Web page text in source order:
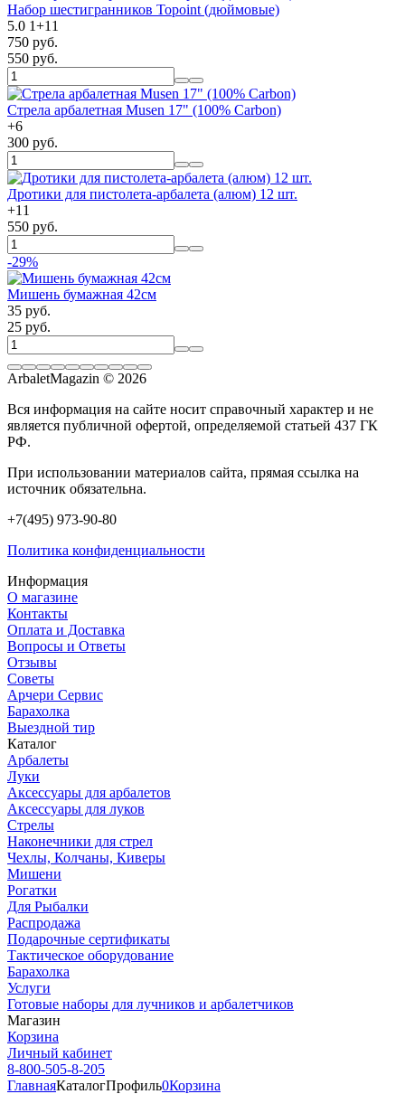
Набор шестигранников Topoint (дюймовые)
5.0 1+11
750 руб.
550 руб.
Стрела арбалетная Musen 17" (100% Carbon)
+6
300 руб.
Дротики для пистолета-арбалета (алюм) 12 шт.
+11
550 руб.
-29%
Мишень бумажная 42см
35 руб.
25 руб.
ArbaletMagazin © 2026
Вся информация на сайте носит справочный характер и не
является публичной офертой, определяемой статьей 437 ГК
РФ.
При использовании материалов сайта, прямая ссылка на
источник обязательна.
+7(495) 973-90-80
Политика конфиденциальности
Информация
О магазине
Контакты
Оплата и Доставка
Вопросы и Ответы
Отзывы
Советы
Арчери Сервис
Барахолка
Выездной тир
Каталог
Арбалеты
Луки
Аксессуары для арбалетов
Аксессуары для луков
Стрелы
Наконечники для стрел
Чехлы, Колчаны, Киверы
Мишени
Рогатки
Для Рыбалки
Распродажа
Подарочные сертификаты
Тактическое оборудование
Барахолка
Услуги
Готовые наборы для лучников и арбалетчиков
Магазин
Корзина
Личный кабинет
8-800-505-8-205
ГлавнаяКаталогПрофиль0Корзина